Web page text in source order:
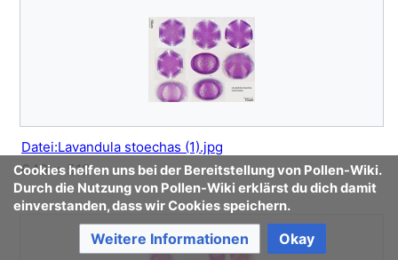
Datei:Lavandula stoechas (1).jpg
640 × 512
Cookies helfen uns bei der Bereitstellung von Pollen-Wiki.
Durch die Nutzung von Pollen-Wiki erklärst du dich damit
einverstanden, dass wir Cookies speichern.
Weitere Informationen Okay